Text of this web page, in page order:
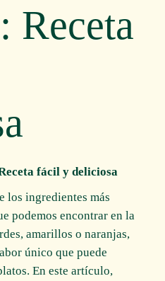
Receta
fácil y deliciosa
los ingredientes más
podemos encontrar en la
amarillos o naranjas,
único que puede
En este artículo,